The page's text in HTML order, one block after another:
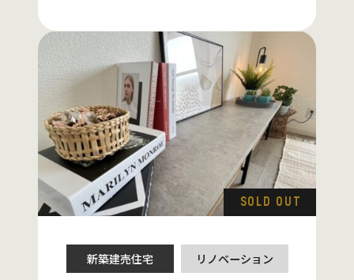
SOLD OUT
新築建売住宅 リノベーション